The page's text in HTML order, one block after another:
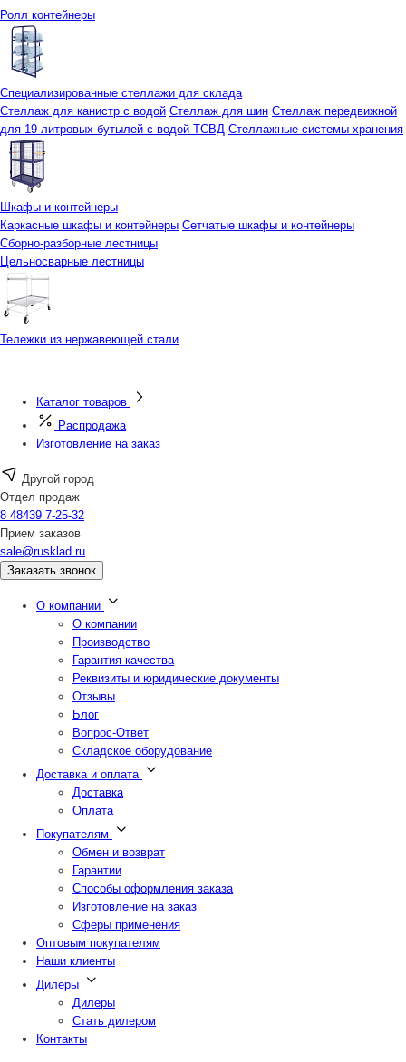
Ролл контейнеры
Специализированные стеллажи для склада
Стеллаж для канистр с водой Стеллаж для шин Стеллаж передвижной
для 19-литровых бутылей с водой ТСВД Стеллажные системы хранения
Шкафы и контейнеры
Каркасные шкафы и контейнеры Сетчатые шкафы и контейнеры
Сборно-разборные лестницы
Цельносварные лестницы
Тележки из нержавеющей стали
Каталог товаров
Распродажа
Изготовление на заказ
Другой город
Отдел продаж
8 48439 7-25-32
Прием заказов
sale@rusklad.ru
Заказать звонок
О компании
О компании
Производство
Гарантия качества
Реквизиты и юридические документы
Отзывы
Блог
Вопрос-Ответ
Складское оборудование
Доставка и оплата
Доставка
Оплата
Покупателям
Обмен и возврат
Гарантии
Способы оформления заказа
Изготовление на заказ
Сферы применения
Оптовым покупателям
Наши клиенты
Дилеры
Дилеры
Стать дилером
Контакты